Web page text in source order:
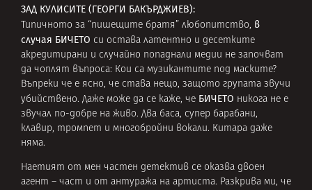
ЗАД КУЛИСИТЕ (ГЕОРГИ БАКЪРДЖИЕВ):
Типичното за “пишещите братя” любопитство, в
случая БИЧЕТО си остава латентно и десетките
акредитирани и случайно попаднали медии не започват
да чоплят въпроса: Кои са музикантите под маските?
Въпреки че е ясно, че става нещо, защото групата звучи
убийствено. Даже може да се каже, че БИЧЕТО никога не е
звучал по-добре на живо. Два баса, супер барабани,
клавир, тромпет и многобройни вокали. Китара даже
няма.
Наетият от мен частен детектив се оказва двоен
агент – част и от антуража на артиста. Разкрива ми, че